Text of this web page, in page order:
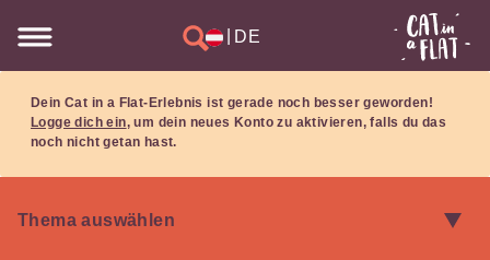
DE
Dein Cat in a Flat-Erlebnis ist gerade noch besser geworden!
Logge dich ein, um dein neues Konto zu aktivieren, falls du das
noch nicht getan hast.